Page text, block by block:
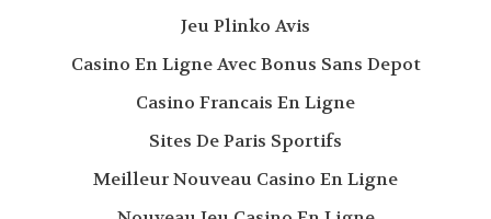
Jeu Plinko Avis
Casino En Ligne Avec Bonus Sans Depot
Casino Francais En Ligne
Sites De Paris Sportifs
Meilleur Nouveau Casino En Ligne